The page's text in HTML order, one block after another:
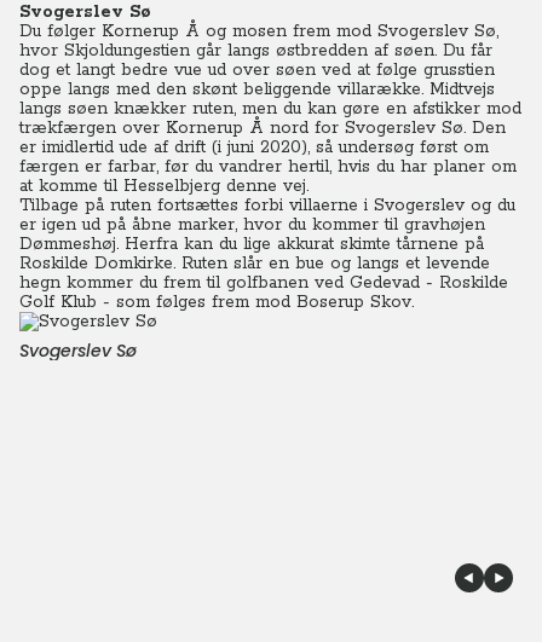
Svogerslev Sø
Du følger Kornerup Å og mosen frem mod Svogerslev Sø,
hvor Skjoldungestien går langs østbredden af søen. Du får
dog et langt bedre vue ud over søen ved at følge grusstien
oppe langs med den skønt beliggende villarække. Midtvejs
langs søen knækker ruten, men du kan gøre en afstikker mod
trækfærgen over Kornerup Å nord for Svogerslev Sø. Den
er imidlertid ude af drift (i juni 2020), så undersøg først om
færgen er farbar, før du vandrer hertil, hvis du har planer om
at komme til Hesselbjerg denne vej.
Tilbage på ruten fortsættes forbi villaerne i Svogerslev og du
er igen ud på åbne marker, hvor du kommer til gravhøjen
Dømmeshøj. Herfra kan du lige akkurat skimte tårnene på
Roskilde Domkirke. Ruten slår en bue og langs et levende
hegn kommer du frem til golfbanen ved Gedevad - Roskilde
Golf Klub - som følges frem mod Boserup Skov.
Svogerslev Sø